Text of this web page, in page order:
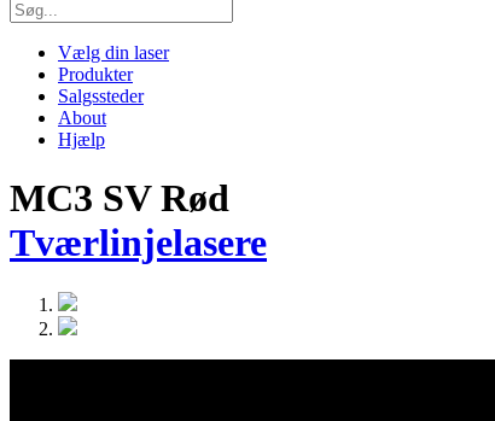
Vælg din laser
Produkter
Salgssteder
About
Hjælp
MC3 SV Rød
Tværlinjelasere